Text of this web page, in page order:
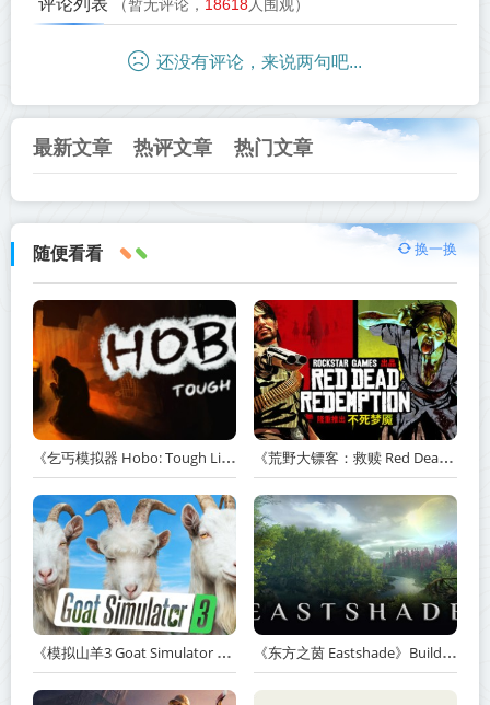
评论列表 （暂无评论， 18618 人围观）
还没有评论，来说两句吧...
最新文章 热评文章 热门文章
随便看看 换一换
《乞丐模拟器 Hobo: Tough Life》v1.20.010-赠原声带+解锁全人物满级通关存档+多项修改器【单机+联机】丨中文版网盘下载 《荒野大镖客：救赎 Red Dead Redemption》v1.0.42.46611-送修改器丨中文版网盘下载
《模拟山羊3 Goat Simulator 3》v1.2.0.2-全DLC+含重制版【单机+联机】【PC/手机双端】丨中文版网盘下载 《东方之茵 Eastshade》Build.20251455-免安装中文版丨中文版网盘下载